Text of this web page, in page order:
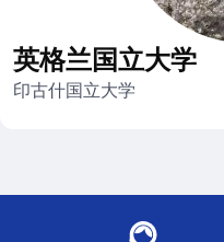
英格兰国立大学
印古什国立大学